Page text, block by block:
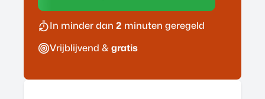
In minder dan 2 minuten geregeld
Vrijblijvend & gratis